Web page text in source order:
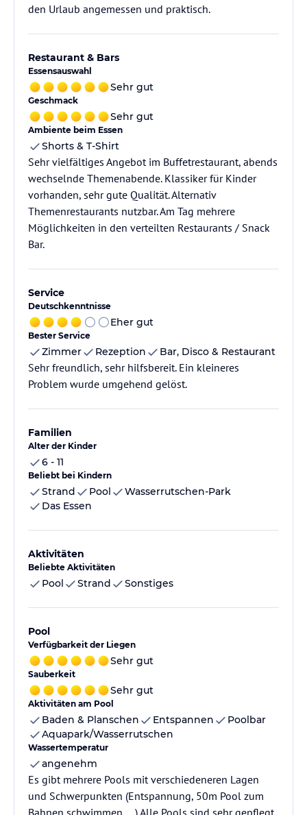
den Urlaub angemessen und praktisch.
Restaurant & Bars
Essensauswahl
Sehr gut
Geschmack
Sehr gut
Ambiente beim Essen
Shorts & T-Shirt
Sehr vielfältiges Angebot im Buffetrestaurant, abends
wechselnde Themenabende. Klassiker für Kinder
vorhanden, sehr gute Qualität. Alternativ
Themenrestaurants nutzbar. Am Tag mehrere
Möglichkeiten in den verteilten Restaurants / Snack
Bar.
Service
Deutschkenntnisse
Eher gut
Bester Service
Zimmer Rezeption Bar, Disco & Restaurant
Sehr freundlich, sehr hilfsbereit. Ein kleineres
Problem wurde umgehend gelöst.
Familien
Alter der Kinder
6 - 11
Beliebt bei Kindern
Strand Pool
Wasserrutschen-Park
Das Essen
Aktivitäten
Beliebte Aktivitäten
Pool Strand Sonstiges
Pool
Verfügbarkeit der Liegen
Sehr gut
Sauberkeit
Sehr gut
Aktivitäten am Pool
Baden & Planschen Entspannen
Poolbar
Aquapark/Wasserrutschen
Wassertemperatur
angenehm
Es gibt mehrere Pools mit verschiedeneren Lagen
und Schwerpunkten (Entspannung, 50m Pool zum
Bahnen schwimmen, ...) Alle Pools sind sehr gepflegt,